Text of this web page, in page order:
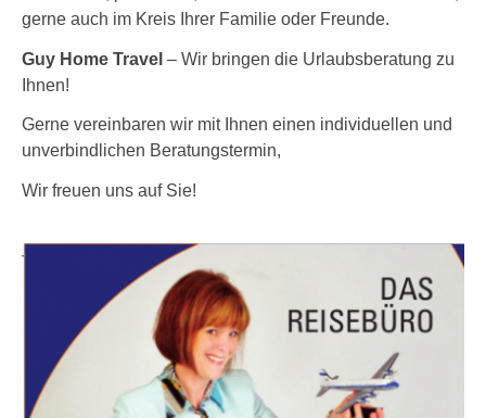
gerne auch im Kreis Ihrer Familie oder Freunde.
Guy Home Travel – Wir bringen die Urlaubsberatung zu
Ihnen!
Gerne vereinbaren wir mit Ihnen einen individuellen und
unverbindlichen Beratungstermin,
Wir freuen uns auf Sie!